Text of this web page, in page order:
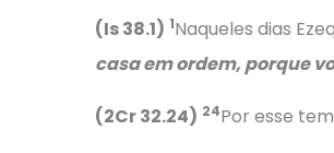
(Is 38.1) 1Naqueles dias
casa em ordem, porque
(2Cr 32.24) 24Por esse